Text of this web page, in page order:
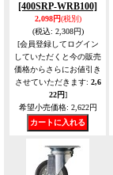
[400SRP-WRB100]
2,098円(税別)
(税込: 2,308円)
[会員登録してログイン
していただくと今の販売
価格からさらにお値引き
させていただきます: 2,6
22円]
希望小売価格: 2,622円